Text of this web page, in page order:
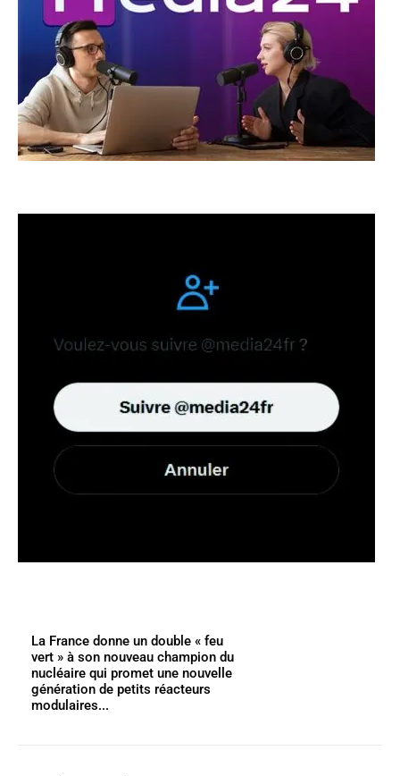
La France donne un double « feu
vert » à son nouveau champion du
nucléaire qui promet une nouvelle
génération de petits réacteurs
modulaires...